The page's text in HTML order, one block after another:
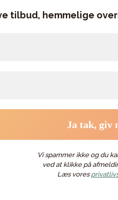
tilbud, hemmelige
Vi spammer ikke og du
ved at klikke på
Læs vores